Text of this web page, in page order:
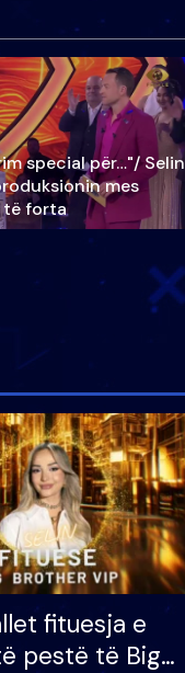
special për…"/ Selin
mes
të forta
fituesja e
pestë të Big